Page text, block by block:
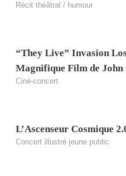
Récit théâtral / humour
“They Live” Invasion
Magnifique Film de John
Ciné-concert
L’Ascenseur Cosmique
Concert illustré jeune public